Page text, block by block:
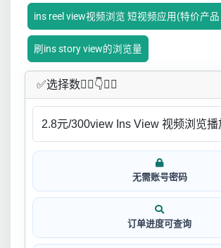
ins reel view视频浏览 短视频应用(特价产
刷ins story view的浏览量
✅​选择数👇🏻​​👇👇🏻​​
无需账号密码
订单进度可查询